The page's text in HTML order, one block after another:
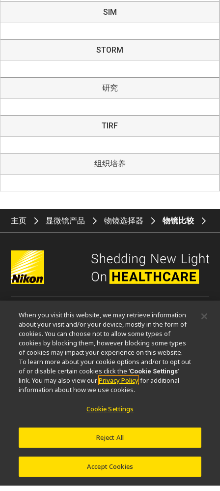
SIM
STORM
研究
TIRF
组织培养
主页 显微镜产品 物镜选择器 物镜比较
微信
关于我们
活动可持续发展 Well-being 显微镜事业100周年
相关网站
When you visit this website, we may retrieve information
about your visit and/or your device, mostly in the form of
cookies. You can choose not to allow some types of
cookies by blocking them, however blocking some types
of cookies may impact your experience on this website.
To learn more about your cookie options and/or to opt out
of or disable certain cookies click the ‘Cookie Settings’
link. You may also view ourPrivacy Policyfor additional
information about how we use cookies.
Cookie Settings
Reject All
Accept Cookies